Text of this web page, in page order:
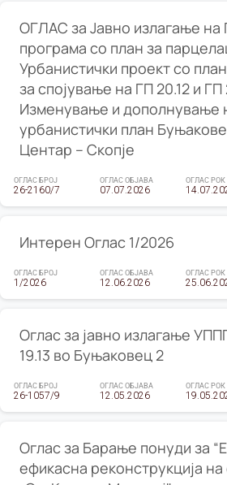
ОГЛАС за Јавно излагање на
програма со план за
Урбанистички проект со
за спојување на ГП 20.12 и
Изменување и дополнување
урбанистички план
Центар – Скопје
ОГЛАС БРОЈ
26-2160/7
ОГЛАС ОБЈАВА
07.07.2026
ОГЛАС РОК
Интерен Оглас 1/2026
ОГЛАС БРОЈ
1/2026
ОГЛАС ОБЈАВА
12.06.2026
ОГЛАС РОК
Оглас за јавно излагање
19.13 во Буњаковец 2
ОГЛАС БРОЈ
26-1057/9
ОГЛАС ОБЈАВА
12.05.2026
ОГЛАС РОК
Оглас за Барање понуди за
ефикасна реконструкција